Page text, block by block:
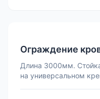
Ограждение
Длина 3000мм.
на универсальном